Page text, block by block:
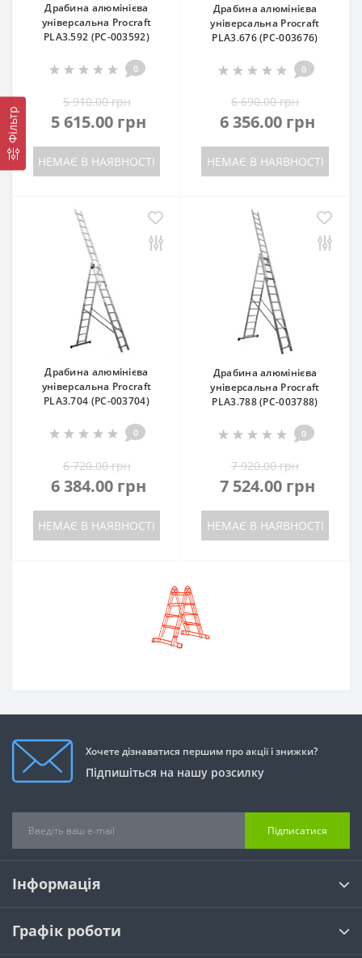
Фільтр
Драбина алюмінієва
універсальна Procraft
PLA3.592 (PC-003592)
0
5 910.00 грн
5 615.00 грн
НЕМАЄ В НАЯВНОСТІ
Драбина алюмінієва
універсальна Procraft
PLA3.676 (PC-003676)
0
6 690.00 грн
6 356.00 грн
НЕМАЄ В НАЯВНОСТІ
Драбина алюмінієва
універсальна Procraft
PLA3.704 (PC-003704)
0
6 720.00 грн
6 384.00 грн
НЕМАЄ В НАЯВНОСТІ
Драбина алюмінієва
універсальна Procraft
PLA3.788 (PC-003788)
0
7 920.00 грн
7 524.00 грн
НЕМАЄ В НАЯВНОСТІ
Хочете дізнаватися першим про акції і знижки?
Підпишіться на нашу розсилку
Підписатися
Інформація
Графік роботи